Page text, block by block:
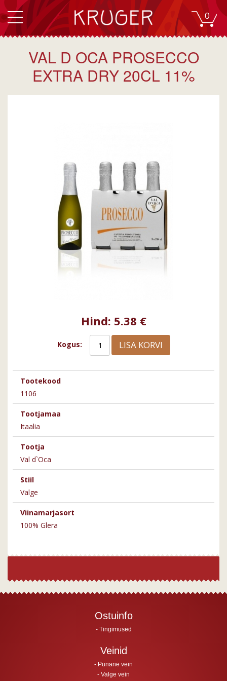
0
VAL D OCA PROSECCO
EXTRA DRY 20CL 11%
Hind: 5.38 €
Kogus: LISA KORVI
Tootekood
1106
Tootjamaa
Itaalia
Tootja
Val d`Oca
Stiil
Valge
Viinamarjasort
100% Glera
Ostuinfo
Tingimused
Veinid
Punane vein
Valge vein